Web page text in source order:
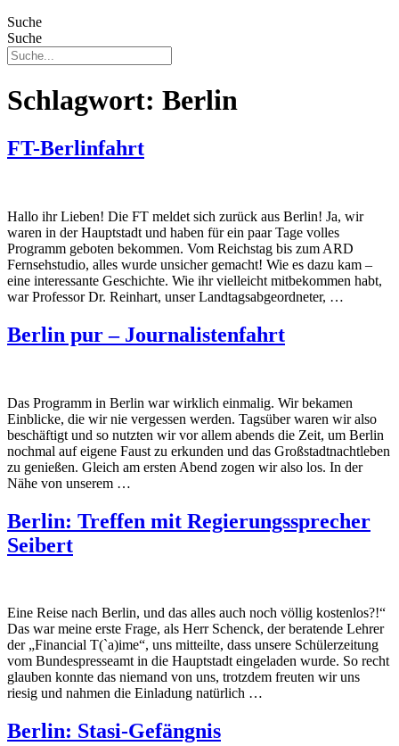
Suche
Suche
Schlagwort: Berlin
FT-Berlinfahrt
Hallo ihr Lieben! Die FT meldet sich zurück aus Berlin! Ja, wir
waren in der Hauptstadt und haben für ein paar Tage volles
Programm geboten bekommen. Vom Reichstag bis zum ARD
Fernsehstudio, alles wurde unsicher gemacht! Wie es dazu kam –
eine interessante Geschichte. Wie ihr vielleicht mitbekommen habt,
war Professor Dr. Reinhart, unser Landtagsabgeordneter, …
Berlin pur – Journalistenfahrt
Das Programm in Berlin war wirklich einmalig. Wir bekamen
Einblicke, die wir nie vergessen werden. Tagsüber waren wir also
beschäftigt und so nutzten wir vor allem abends die Zeit, um Berlin
nochmal auf eigene Faust zu erkunden und das Großstadtnachtleben
zu genießen. Gleich am ersten Abend zogen wir also los. In der
Nähe von unserem …
Berlin: Treffen mit Regierungssprecher
Seibert
Eine Reise nach Berlin, und das alles auch noch völlig kostenlos?!“
Das war meine erste Frage, als Herr Schenck, der beratende Lehrer
der „Financial T(`a)ime“, uns mitteilte, dass unsere Schülerzeitung
vom Bundespresseamt in die Hauptstadt eingeladen wurde. So recht
glauben konnte das niemand von uns, trotzdem freuten wir uns
riesig und nahmen die Einladung natürlich …
Berlin: Stasi-Gefängnis